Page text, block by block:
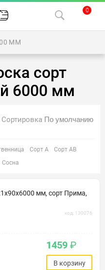
0
ММ
сорт
6000 мм
Сортировка
Сорт А
Сорт АВ
Сосна
мм, сорт Прима,
код: 130076
1459 ₽
В корзину